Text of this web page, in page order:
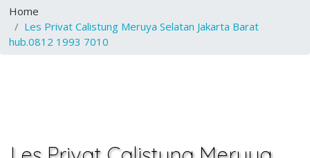
Home
Les Privat Calistung Meruya Selatan Jakarta Barat
hub.0812 1993 7010